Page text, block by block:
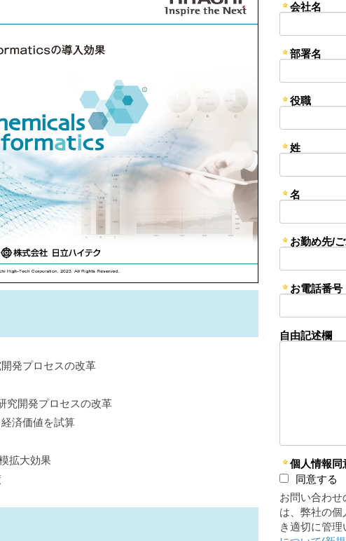
発プロセスの改革
開発プロセスの改革
済価値を試算
拡大効果
会社名
部署名
役職
姓
名
お勤め先/
お電話番号
自由記述欄
個人情報同
同意する
お問い合わ
は、弊社の
き適切に管理